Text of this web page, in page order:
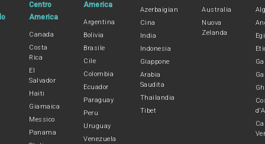
Centro
America
Canada
Costa
Rica
El
Salvador
Haiti
Giamaica
Messico
Panama
America
Argentina
Bolivia
Brasile
Cile
Colombia
Ecuador
Paraguay
Peru
Uruguay
Venezuela
Azerbaigian
Cina
India
Indonesia
Giappone
Arabia
Saudita
Thailandia
Tibet
Australia
Nuova
Zelanda